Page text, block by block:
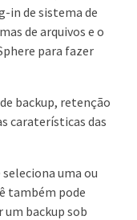
in de sistema de
de arquivos e o
para fazer
backup, retenção
caraterísticas das
uma ou
também pode
backup sob